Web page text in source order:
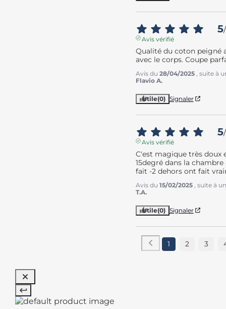
5/
Avis vérifié
Qualité du coton peigné
avec le corps. Coupe
Avis du 28/04/2025
, suite à
Flavio A.
Utile(0) Signaler
5/
Avis vérifié
C'est magique très doux
15degré dans la
fait -2 dehors ont fait
Avis du 15/02/2025
, suite à
T.A.
Utile(0) Signaler
1 2 3